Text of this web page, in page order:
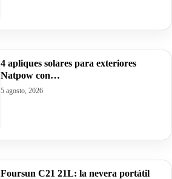
4 apliques solares para exteriores
Natpow con…
5 agosto, 2026
Foursun C21 21L: la nevera portátil